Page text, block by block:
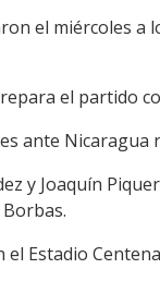
el miércoles
el partido
ante Nicaragua
y Joaquín
Estadio